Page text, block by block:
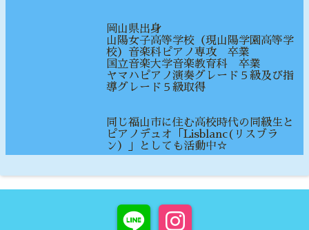
岡山県出身
山陽女子高等学校（現山陽学園高等学
校）音楽科ピアノ専攻 卒業
国立音楽大学音楽教育科 卒業
ヤマハピアノ演奏グレード５級及び指
導グレード５級取得
同じ福山市に住む高校時代の同級生と
ピアノデュオ「Lisblanc(リスブラ
ン）」としても活動中☆